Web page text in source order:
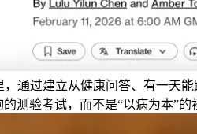
通过建立从健康问答、有一天
测验考试，而不是“以病为本”的